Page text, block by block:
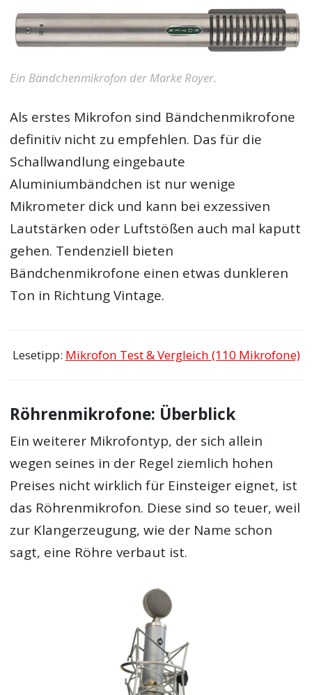
Ein Bändchenmikrofon der Marke Royer.
Als erstes Mikrofon sind Bändchenmikrofone
definitiv nicht zu empfehlen. Das für die
Schallwandlung eingebaute
Aluminiumbändchen ist nur wenige
Mikrometer dick und kann bei exzessiven
Lautstärken oder Luftstößen auch mal kaputt
gehen. Tendenziell bieten
Bändchenmikrofone einen etwas dunkleren
Ton in Richtung Vintage.
Lesetipp: Mikrofon Test & Vergleich (110 Mikrofone)
Röhrenmikrofone: Überblick
Ein weiterer Mikrofontyp, der sich allein
wegen seines in der Regel ziemlich hohen
Preises nicht wirklich für Einsteiger eignet, ist
das Röhrenmikrofon. Diese sind so teuer, weil
zur Klangerzeugung, wie der Name schon
sagt, eine Röhre verbaut ist.